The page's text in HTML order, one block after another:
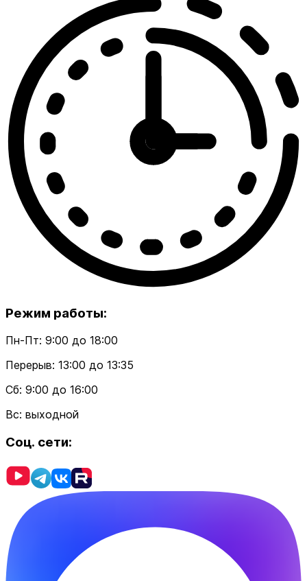
Режим работы:
Пн-Пт: 9:00 до 18:00
Перерыв: 13:00 до 13:35
Cб: 9:00 до 16:00
Вс: выходной
Соц. сети: